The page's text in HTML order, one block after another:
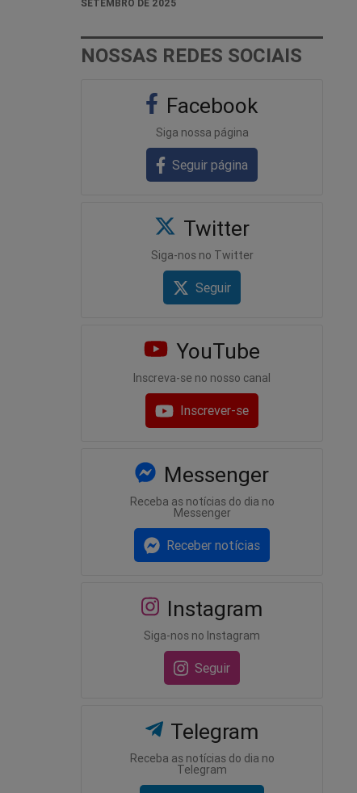
SETEMBRO DE 2025
NOSSAS REDES SOCIAIS
Facebook
Siga nossa página
Seguir página
Twitter
Siga-nos no Twitter
Seguir
YouTube
Inscreva-se no nosso canal
Inscrever-se
Messenger
Receba as notícias do dia no
Messenger
Receber notícias
Instagram
Siga-nos no Instagram
Seguir
Telegram
Receba as notícias do dia no
Telegram